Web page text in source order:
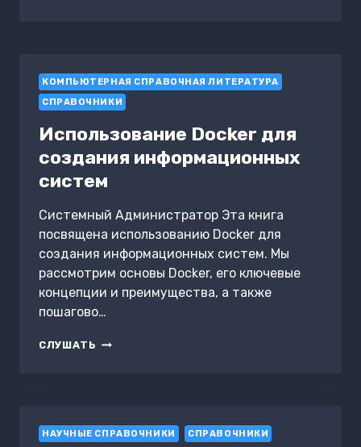
ЭНЦИКЛОПЕДИЧЕСКИЙ
СЛОВАРЬ
УЧАСТНИКОВ
ГРАЖДАНСКОЙ
ВОЙНЫ
КОМПЬЮТЕРНАЯ СПРАВОЧНАЯ ЛИТЕРАТУРА
СПРАВОЧНИКИ
Использование Docker для
создания информационных
систем
Системный Администратор Эта книга
посвящена использованию Docker для
создания информационных систем. Мы
рассмотрим основы Docker, его ключевые
концепции и преимущества, а также
пошагово…
СЛУШАТЬ ИСПОЛЬЗОВАНИЕ
НАУЧНЫЕ СПРАВОЧНИКИ СПРАВОЧНИКИ